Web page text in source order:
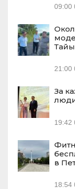
09:00
21:00
За
19:42
в
18:54